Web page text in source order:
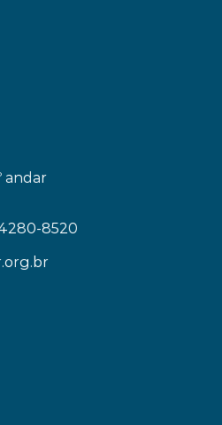
andar
4280-8520